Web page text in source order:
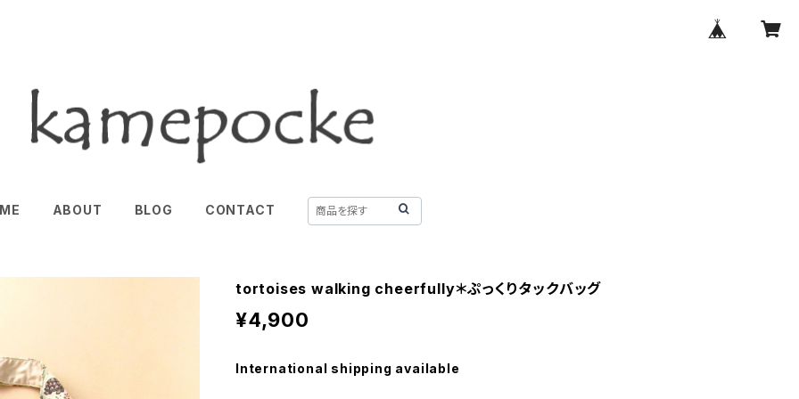
ABOUT BLOG CONTACT
tortoises walking cheerfully＊ぷっくりタックバッグ
¥4,900
International shipping available